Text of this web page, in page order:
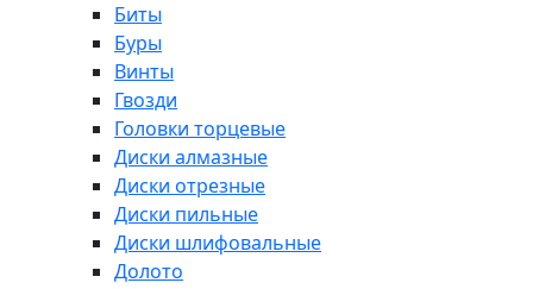
Биты
Буры
Винты
Гвозди
Головки торцевые
Диски алмазные
Диски отрезные
Диски пильные
Диски шлифовальные
Долото